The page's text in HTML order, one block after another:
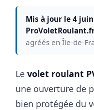
Mis à jour le 4
agréés en Île-de-
Le volet roulant
une ouverture de
bien protégée du